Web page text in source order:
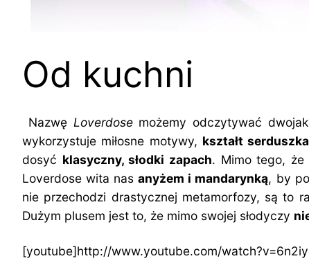
Od kuchni
Nazwę Loverdosemożemy odczytywać
wykorzystuje miłosne motywy, kształt serduszka
dosyć klasyczny, słodki zapach. Mimo tego,
Loverdose wita nasanyżem i mandarynką, by
nie przechodzi drastycznej metamorfozy, są to
Dużym plusem jest to, że mimo swojej słodyczy
[youtube]http://www.youtube.com/